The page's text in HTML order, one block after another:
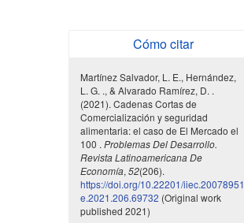
Cómo citar
Martínez Salvador, L. E., Hernández,
L. G. ., & Alvarado Ramírez, D. .
(2021). Cadenas Cortas de
Comercialización y seguridad
alimentaria: el caso de El Mercado el
100 . Problemas Del Desarrollo.
Revista Latinoamericana De
Economía, 52(206).
https://doi.org/10.22201/iiec.20078951
e.2021.206.69732 (Original work
published 2021)